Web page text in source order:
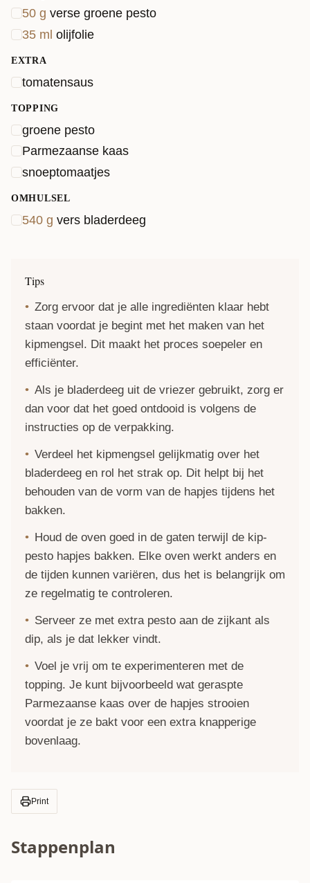
50 g verse groene pesto
35 ml olijfolie
EXTRA
tomatensaus
TOPPING
groene pesto
Parmezaanse kaas
snoeptomaatjes
OMHULSEL
540 g vers bladerdeeg
Tips
Zorg ervoor dat je alle ingrediënten klaar hebt
staan voordat je begint met het maken van het
kipmengsel. Dit maakt het proces soepeler en
efficiënter.
Als je bladerdeeg uit de vriezer gebruikt, zorg er
dan voor dat het goed ontdooid is volgens de
instructies op de verpakking.
Verdeel het kipmengsel gelijkmatig over het
bladerdeeg en rol het strak op. Dit helpt bij het
behouden van de vorm van de hapjes tijdens het
bakken.
Houd de oven goed in de gaten terwijl de kip-
pesto hapjes bakken. Elke oven werkt anders en
de tijden kunnen variëren, dus het is belangrijk om
ze regelmatig te controleren.
Serveer ze met extra pesto aan de zijkant als
dip, als je dat lekker vindt.
Voel je vrij om te experimenteren met de
topping. Je kunt bijvoorbeeld wat geraspte
Parmezaanse kaas over de hapjes strooien
voordat je ze bakt voor een extra knapperige
bovenlaag.
Print
Stappenplan